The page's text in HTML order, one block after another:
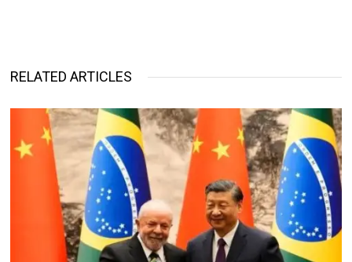
RELATED ARTICLES